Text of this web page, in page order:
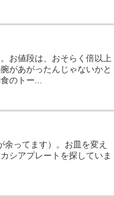
お値段は、おそらく倍以上
があがったんじゃないかと
のトー...
ってます）。お皿を変え
シアプレートを探していま